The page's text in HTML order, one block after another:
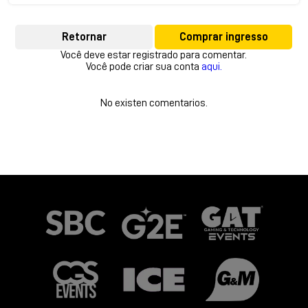
Retornar
Comprar ingresso
Você deve estar registrado para comentar.
Você pode criar sua conta aqui.
No existen comentarios.